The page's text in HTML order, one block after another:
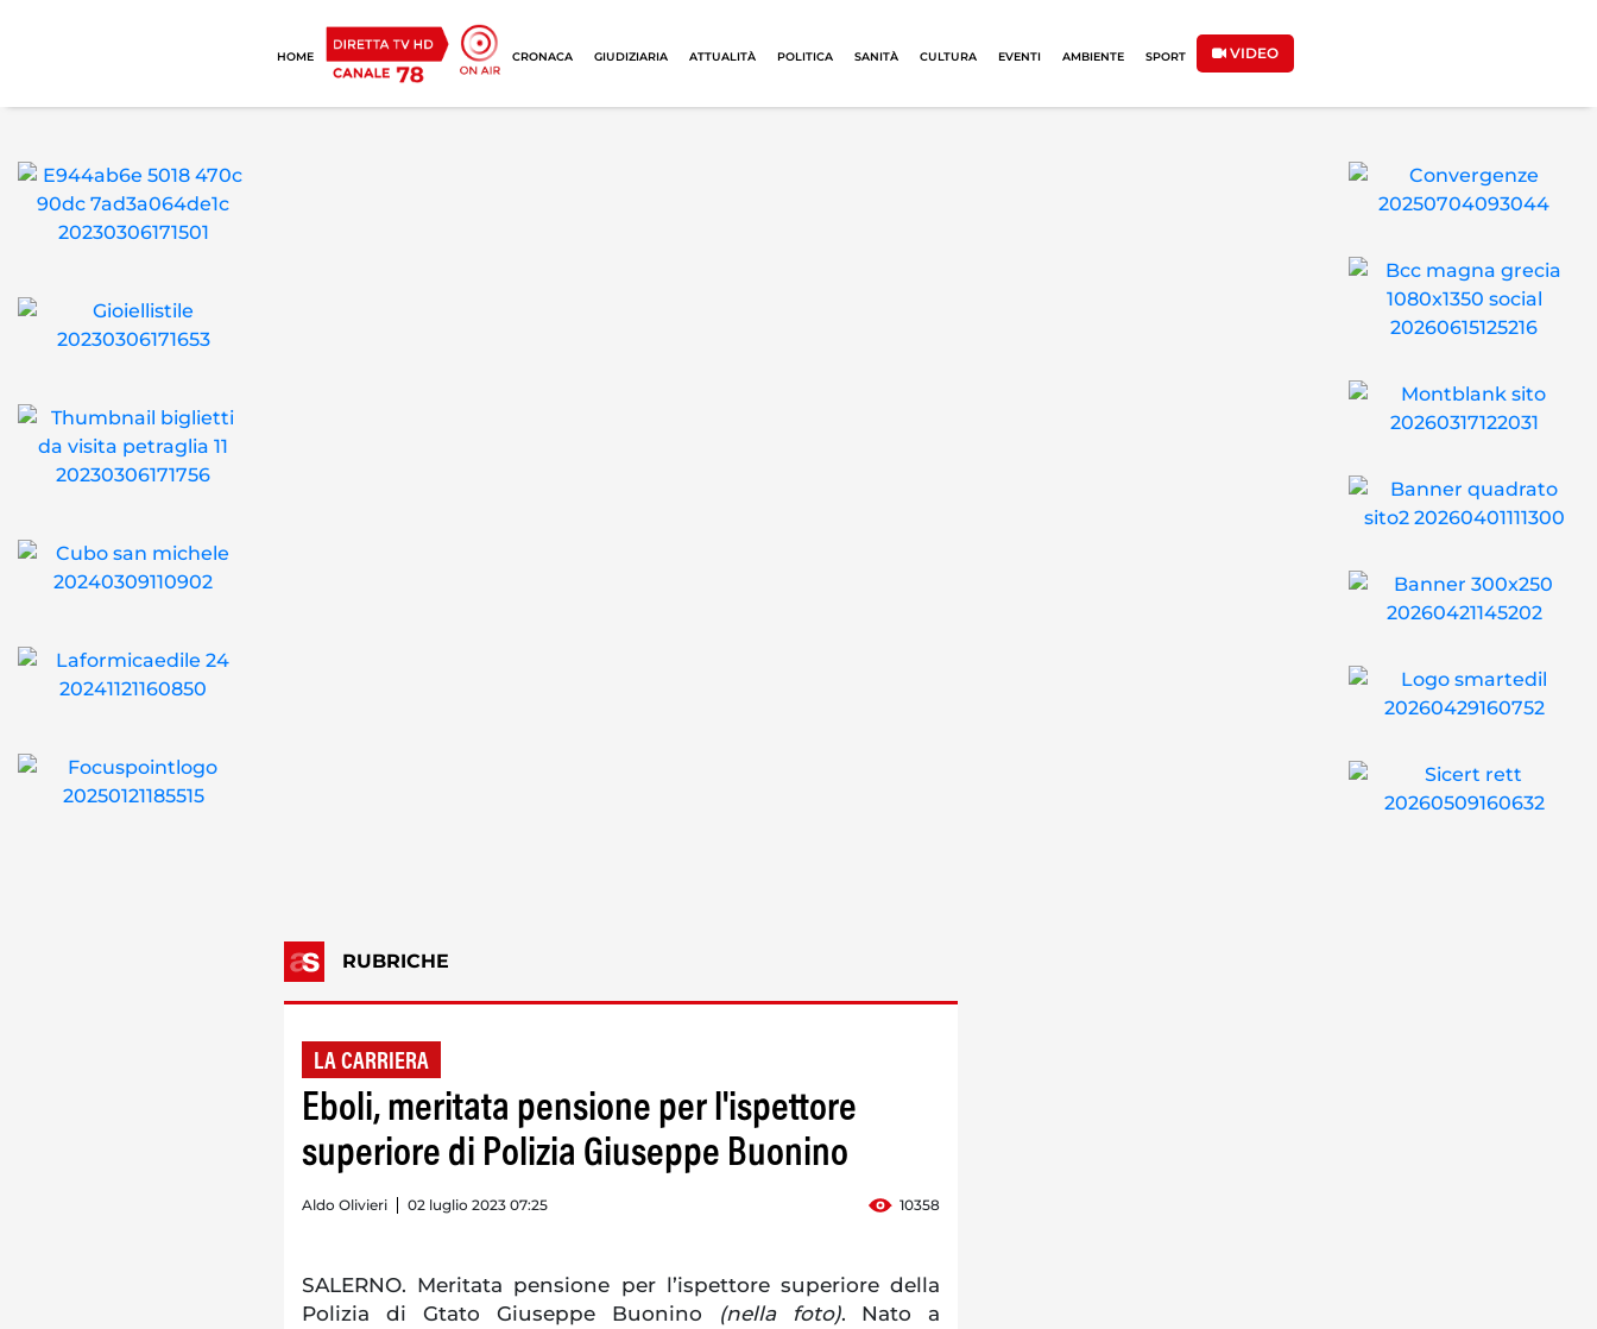
HOME CRONACA GIUDIZIARIA ATTUALITÀ POLITICA SANITÀ CULTURA EVENTI AMBIENTE SPORT VIDEO
RUBRICHE
LA CARRIERA
Eboli, meritata pensione per l'ispettore
superiore di Polizia Giuseppe Buonino
Aldo Olivieri 02 luglio 2023 07:25 10358
SALERNO. Meritata pensione per l’ispettore superiore della
Polizia di Gtato Giuseppe Buonino
(nella foto). Nato a